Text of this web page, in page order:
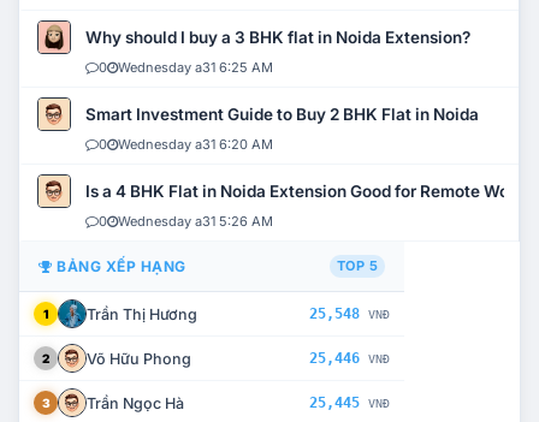
Why should I buy a 3 BHK flat in Noida Extension?
0 Wednesday a31 6:25 AM
Smart Investment Guide to Buy 2 BHK Flat in Noida
0 Wednesday a31 6:20 AM
Is a 4 BHK Flat in Noida Extension Good for Remote Work?
0 Wednesday a31 5:26 AM
BẢNG XẾP HẠNG TOP 5
1 Trần Thị Hương 25,548 VNĐ
2 Võ Hữu Phong 25,446 VNĐ
3 Trần Ngọc Hà 25,445 VNĐ